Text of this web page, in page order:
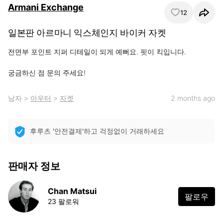
Armani Exchange 12
일본판 아르마니 익스체인지 바이커 자켓
전면부 포인트 지퍼 디테일이 되게 예뻐요. 핏이 킥입니다.
궁금하신 점 문의 주세요!
남자 > 아우터 > 자켓 2 months ago
후루츠 '안전결제'하고 걱정없이 거래하세요
판매자 정보
Chan Matsui
23 팔로워 팔로우